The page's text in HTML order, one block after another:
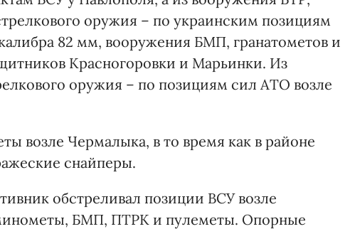
оружия – по украинским позициям
82 мм, вооружения БМП, гранатометов и
Красногоровки и Марьинки. Из
оружия – по позициям сил АТО возле
возле Чермалыка, в то время как в районе
снайперы.
обстреливал позиции ВСУ возле
БМП, ПТРК и пулеметы. Опорные